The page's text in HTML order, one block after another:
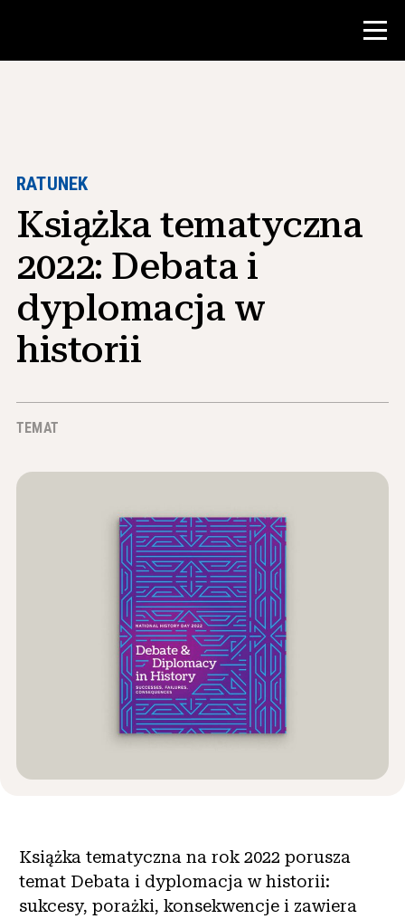
Zasoby dla nauczycieli
Narzędzia w klasie
Kursy
Instytuty
Nauczanie umiejętności badawczych
Doradzanie studentom NHD
Wiadomości i wydarzenia
O NHD
Zaangażować się
RATUNEK
Książka tematyczna
2022: Debata i
dyplomacja w
historii
TEMAT
Książka tematyczna na rok 2022 porusza
temat Debata i dyplomacja w historii:
sukcesy, porażki, konsekwencje i zawiera